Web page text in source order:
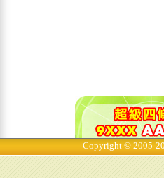
Copyright © 2005-